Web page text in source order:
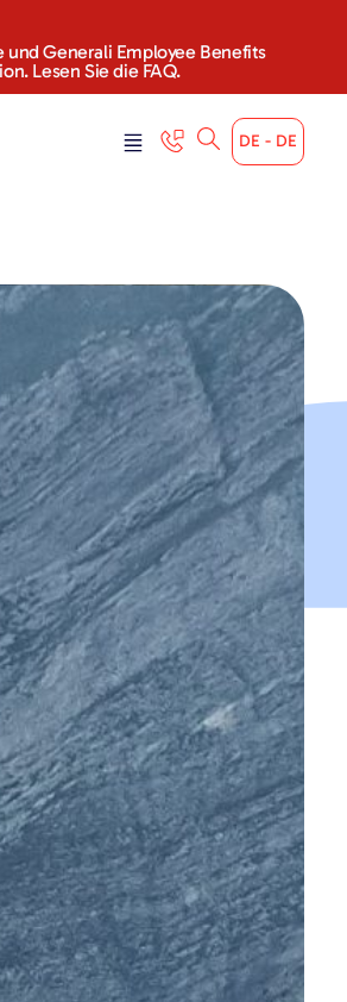
und Generali Employee Benefits
Lesen Sie die FAQ.
DE - DE